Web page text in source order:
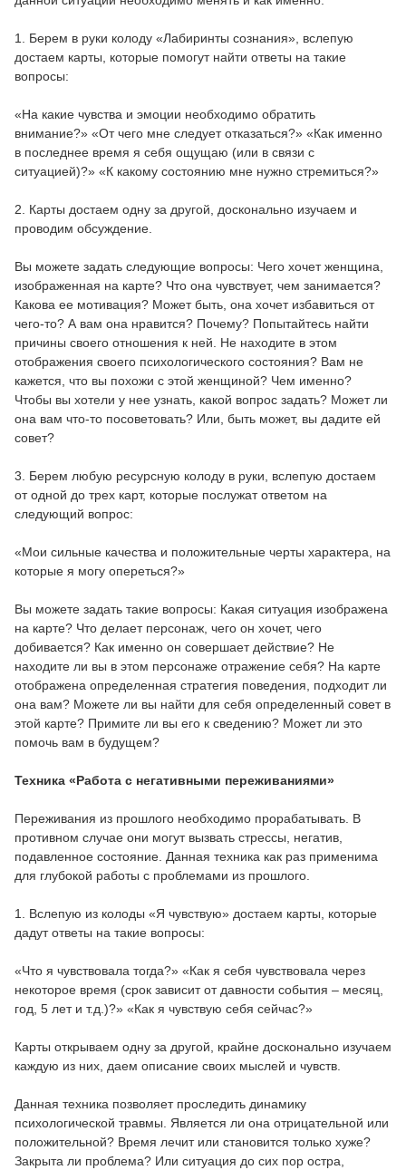
1. Берем в руки колоду «Лабиринты сознания», вслепую
достаем карты, которые помогут найти ответы на такие
вопросы:
«На какие чувства и эмоции необходимо обратить
внимание?» «От чего мне следует отказаться?» «Как именно
в последнее время я себя ощущаю (или в связи с
ситуацией)?» «К какому состоянию мне нужно стремиться?»
2. Карты достаем одну за другой, досконально изучаем и
проводим обсуждение.
Вы можете задать следующие вопросы: Чего хочет женщина,
изображенная на карте? Что она чувствует, чем занимается?
Какова ее мотивация? Может быть, она хочет избавиться от
чего-то? А вам она нравится? Почему? Попытайтесь найти
причины своего отношения к ней. Не находите в этом
отображения своего психологического состояния? Вам не
кажется, что вы похожи с этой женщиной? Чем именно?
Чтобы вы хотели у нее узнать, какой вопрос задать? Может ли
она вам что-то посоветовать? Или, быть может, вы дадите ей
совет?
3. Берем любую ресурсную колоду в руки, вслепую достаем
от одной до трех карт, которые послужат ответом на
следующий вопрос:
«Мои сильные качества и положительные черты характера, на
которые я могу опереться?»
Вы можете задать такие вопросы: Какая ситуация изображена
на карте? Что делает персонаж, чего он хочет, чего
добивается? Как именно он совершает действие? Не
находите ли вы в этом персонаже отражение себя? На карте
отображена определенная стратегия поведения, подходит ли
она вам? Можете ли вы найти для себя определенный совет в
этой карте? Примите ли вы его к сведению? Может ли это
помочь вам в будущем?
Техника «Работа с негативными переживаниями»
Переживания из прошлого необходимо прорабатывать. В
противном случае они могут вызвать стрессы, негатив,
подавленное состояние. Данная техника как раз применима
для глубокой работы с проблемами из прошлого.
1. Вслепую из колоды «Я чувствую» достаем карты, которые
дадут ответы на такие вопросы:
«Что я чувствовала тогда?» «Как я себя чувствовала через
некоторое время (срок зависит от давности события – месяц,
год, 5 лет и т.д.)?» «Как я чувствую себя сейчас?»
Карты открываем одну за другой, крайне досконально изучаем
каждую из них, даем описание своих мыслей и чувств.
Данная техника позволяет проследить динамику
психологической травмы. Является ли она отрицательной или
положительной? Время лечит или становится только хуже?
Закрыта ли проблема? Или ситуация до сих пор остра,